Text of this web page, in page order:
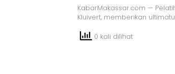
KabarMakassar.com —
Kluivert, memberikan
0 kali dilihat